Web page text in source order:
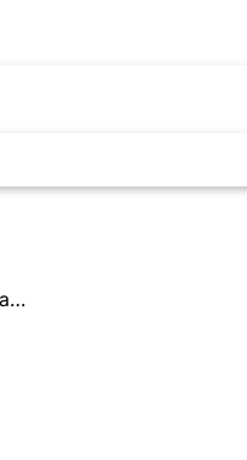
Combo Despachador de agua con control de temperatura Negro y Microondas 20L negro